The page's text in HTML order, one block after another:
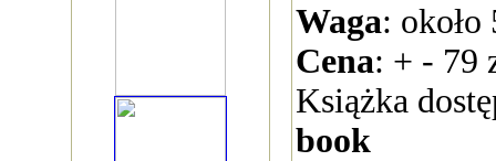
Waga: około
Cena: + - 79
Książka
book